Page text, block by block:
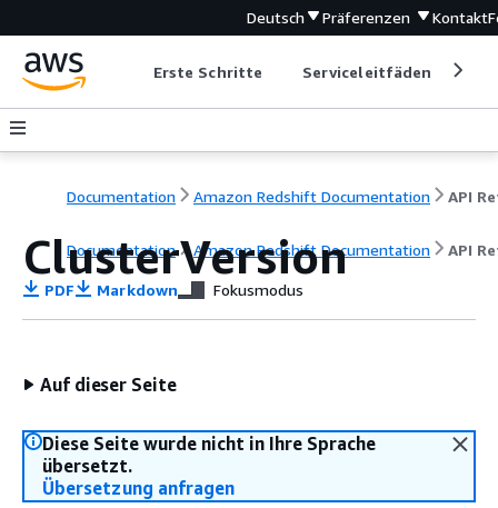
Deutsch Präferenzen Kontakt
Erste Schritte Serviceleitfäden
Documentation Amazon Redshift Documentation
Documentation Amazon Redshift Documentation API
ClusterVersion
PDF Markdown Fokusmodus
Auf dieser Seite
Diese Seite wurde nicht in Ihre Sprache
übersetzt.
Übersetzung anfragen